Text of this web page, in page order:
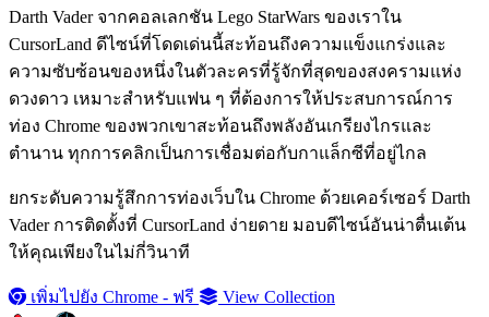
Darth Vader จากคอลเลกชัน Lego StarWars ของเราใน
CursorLand ดีไซน์ที่โดดเด่นนี้สะท้อนถึงความแข็งแกร่งและ
ความซับซ้อนของหนึ่งในตัวละครที่รู้จักที่สุดของสงครามแห่ง
ดวงดาว เหมาะสำหรับแฟน ๆ ที่ต้องการให้ประสบการณ์การ
ท่อง Chrome ของพวกเขาสะท้อนถึงพลังอันเกรียงไกรและ
ตำนาน ทุกการคลิกเป็นการเชื่อมต่อกับกาแล็กซีที่อยู่ไกล
ยกระดับความรู้สึกการท่องเว็บใน Chrome ด้วยเคอร์เซอร์ Darth
Vader การติดตั้งที่ CursorLand ง่ายดาย มอบดีไซน์อันน่าตื่นเต้น
ให้คุณเพียงในไม่กี่วินาที
เพิ่มไปยัง Chrome - ฟรี View Collection